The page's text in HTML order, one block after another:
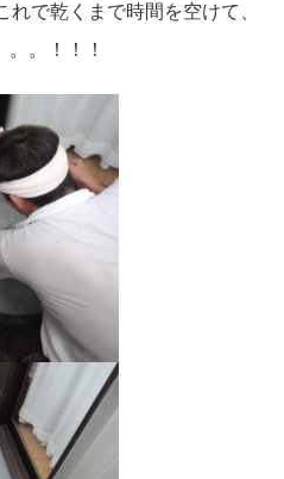
れで乾くまで時間を空けて、
。！！！